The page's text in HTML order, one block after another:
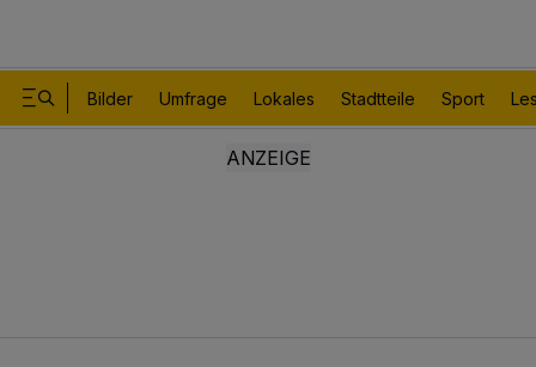
Bilder Umfrage Lokales Stadtteile Sport